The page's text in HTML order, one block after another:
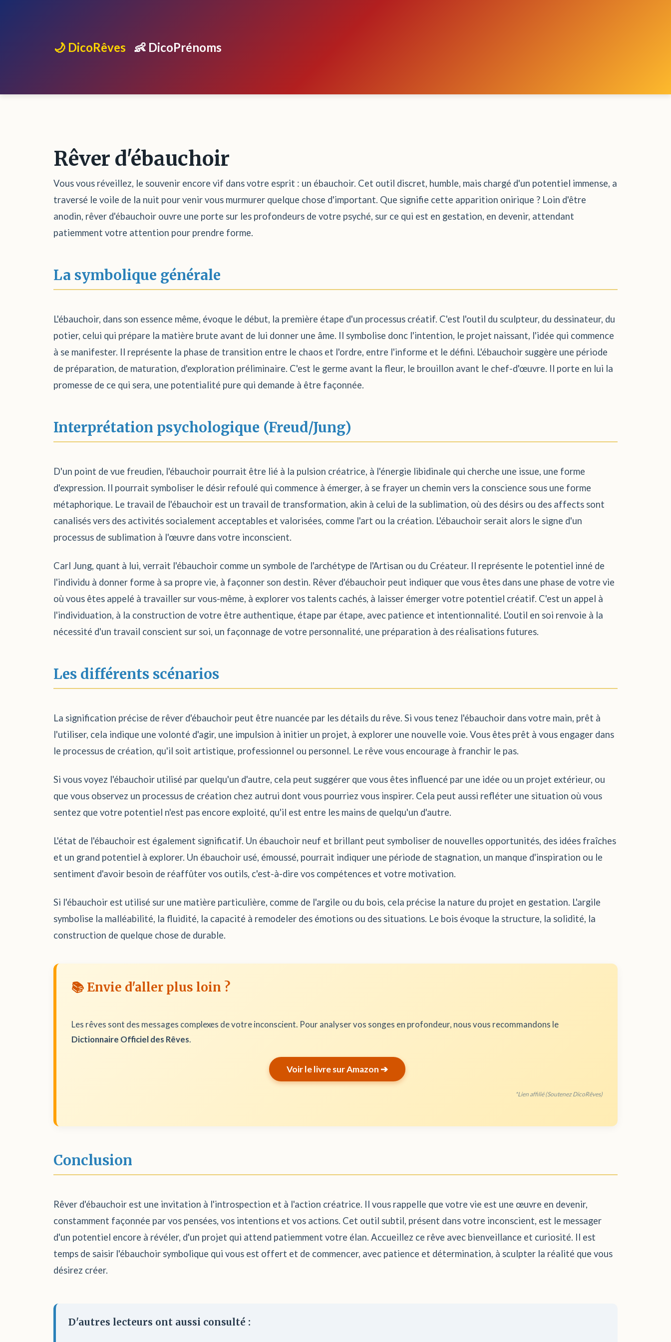
🌙 DicoRêves 👶 DicoPrénoms
Rêver d'ébauchoir
Vous vous réveillez, le souvenir encore vif dans votre esprit : un ébauchoir. Cet outil discret, humble, mais chargé d'un potentiel immense, a
traversé le voile de la nuit pour venir vous murmurer quelque chose d'important. Que signifie cette apparition onirique ? Loin d'être
anodin, rêver d'ébauchoir ouvre une porte sur les profondeurs de votre psyché, sur ce qui est en gestation, en devenir, attendant
patiemment votre attention pour prendre forme.
La symbolique générale
L'ébauchoir, dans son essence même, évoque le début, la première étape d'un processus créatif. C'est l'outil du sculpteur, du dessinateur, du
potier, celui qui prépare la matière brute avant de lui donner une âme. Il symbolise donc l'intention, le projet naissant, l'idée qui commence
à se manifester. Il représente la phase de transition entre le chaos et l'ordre, entre l'informe et le défini. L'ébauchoir suggère une période
de préparation, de maturation, d'exploration préliminaire. C'est le germe avant la fleur, le brouillon avant le chef-d'œuvre. Il porte en lui la
promesse de ce qui sera, une potentialité pure qui demande à être façonnée.
Interprétation psychologique (Freud/Jung)
D'un point de vue freudien, l'ébauchoir pourrait être lié à la pulsion créatrice, à l'énergie libidinale qui cherche une issue, une forme
d'expression. Il pourrait symboliser le désir refoulé qui commence à émerger, à se frayer un chemin vers la conscience sous une forme
métaphorique. Le travail de l'ébauchoir est un travail de transformation, akin à celui de la sublimation, où des désirs ou des affects sont
canalisés vers des activités socialement acceptables et valorisées, comme l'art ou la création. L'ébauchoir serait alors le signe d'un
processus de sublimation à l'œuvre dans votre inconscient.
Carl Jung, quant à lui, verrait l'ébauchoir comme un symbole de l'archétype de l'Artisan ou du Créateur. Il représente le potentiel inné de
l'individu à donner forme à sa propre vie, à façonner son destin. Rêver d'ébauchoir peut indiquer que vous êtes dans une phase de votre vie
où vous êtes appelé à travailler sur vous-même, à explorer vos talents cachés, à laisser émerger votre potentiel créatif. C'est un appel à
l'individuation, à la construction de votre être authentique, étape par étape, avec patience et intentionnalité. L'outil en soi renvoie à la
nécessité d'un travail conscient sur soi, un façonnage de votre personnalité, une préparation à des réalisations futures.
Les différents scénarios
La signification précise de rêver d'ébauchoir peut être nuancée par les détails du rêve. Si vous tenez l'ébauchoir dans votre main, prêt à
l'utiliser, cela indique une volonté d'agir, une impulsion à initier un projet, à explorer une nouvelle voie. Vous êtes prêt à vous engager dans
le processus de création, qu'il soit artistique, professionnel ou personnel. Le rêve vous encourage à franchir le pas.
Si vous voyez l'ébauchoir utilisé par quelqu'un d'autre, cela peut suggérer que vous êtes influencé par une idée ou un projet extérieur, ou
que vous observez un processus de création chez autrui dont vous pourriez vous inspirer. Cela peut aussi refléter une situation où vous
sentez que votre potentiel n'est pas encore exploité, qu'il est entre les mains de quelqu'un d'autre.
L'état de l'ébauchoir est également significatif. Un ébauchoir neuf et brillant peut symboliser de nouvelles opportunités, des idées fraîches
et un grand potentiel à explorer. Un ébauchoir usé, émoussé, pourrait indiquer une période de stagnation, un manque d'inspiration ou le
sentiment d'avoir besoin de réaffûter vos outils, c'est-à-dire vos compétences et votre motivation.
Si l'ébauchoir est utilisé sur une matière particulière, comme de l'argile ou du bois, cela précise la nature du projet en gestation. L'argile
symbolise la malléabilité, la fluidité, la capacité à remodeler des émotions ou des situations. Le bois évoque la structure, la solidité, la
construction de quelque chose de durable.
📚 Envie d'aller plus loin ?
Les rêves sont des messages complexes de votre inconscient. Pour analyser vos songes en profondeur, nous vous recommandons le
Dictionnaire Officiel des Rêves.
Voir le livre sur Amazon ➔
*Lien affilié (Soutenez DicoRêves)
Conclusion
Rêver d'ébauchoir est une invitation à l'introspection et à l'action créatrice. Il vous rappelle que votre vie est une œuvre en devenir,
constamment façonnée par vos pensées, vos intentions et vos actions. Cet outil subtil, présent dans votre inconscient, est le messager
d'un potentiel encore à révéler, d'un projet qui attend patiemment votre élan. Accueillez ce rêve avec bienveillance et curiosité. Il est
temps de saisir l'ébauchoir symbolique qui vous est offert et de commencer, avec patience et détermination, à sculpter la réalité que vous
désirez créer.
D'autres lecteurs ont aussi consulté :